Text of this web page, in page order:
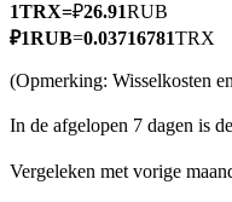
TradFi
1TRX=₽26.91RUB
₽1RUB=0.03716781TRX
(Opmerking: Wisselkosten
In de afgelopen 7 dagen is
Vergeleken met vorige